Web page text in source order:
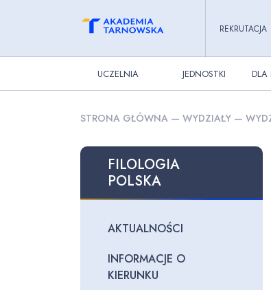
REKRUTACJA
UCZELNIA JEDNOSTKI DLA
STRONA GŁÓWNA — WYDZIAŁY —
FILOLOGIA
POLSKA
AKTUALNOŚCI
INFORMACJE O
KIERUNKU